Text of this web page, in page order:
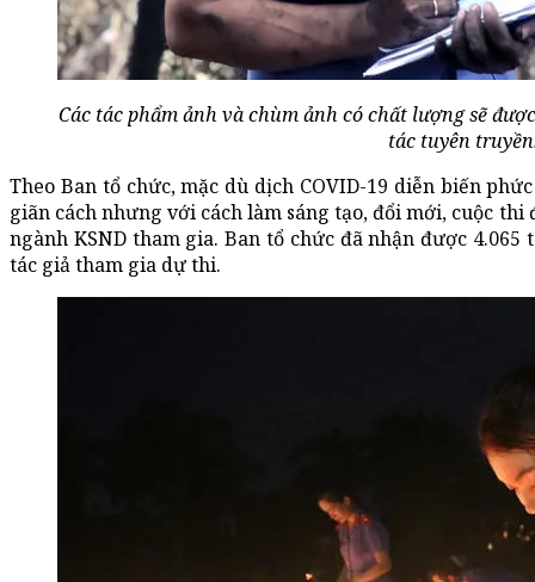
Các tác phẩm ảnh và chùm ảnh có chất lượng sẽ
tác tuyên
Theo Ban tổ chức, mặc dù dịch COVID-19 diễn biến
giãn cách nhưng với cách làm sáng tạo, đổi mới, cuộc
ngành KSND tham gia. Ban tổ chức đã nhận được 4.065
tác giả tham gia dự thi.